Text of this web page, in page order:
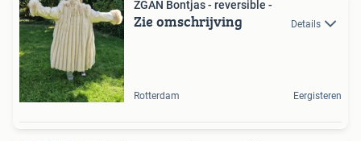
ZGAN Bontjas - reversible -
Zie omschrijving Details
Rotterdam Eergisteren